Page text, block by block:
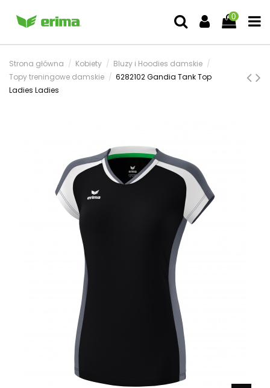
0
Strona główna Kobiety
Bluzy i Hoodies damskie
Topy treningowe damskie
6282102 Gandia Tank Top
Ladies Ladies